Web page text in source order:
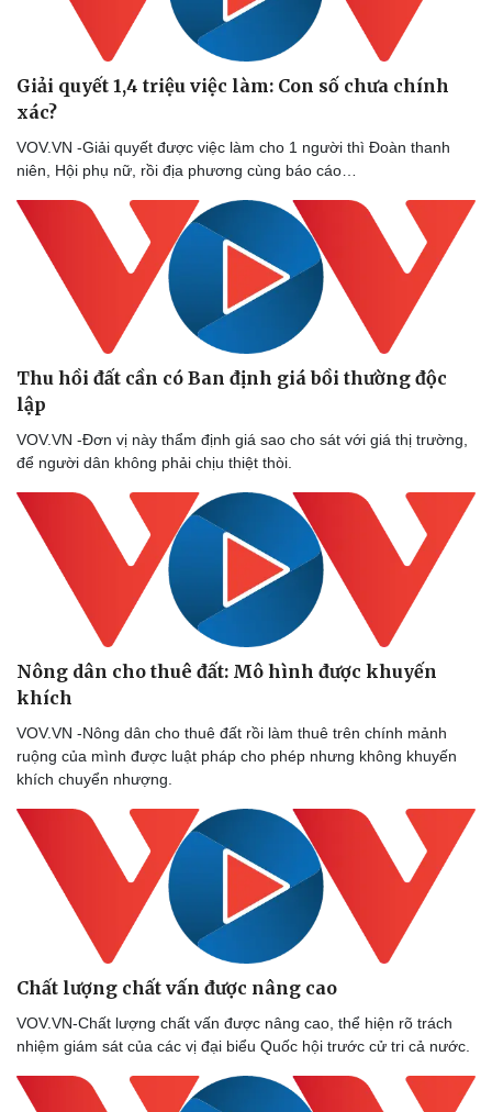
Thể thao
Bóng đá
Ô tô - Xe máy
Giải quyết 1,4 triệu việc làm: Con số chưa chính
xác?
VOV.VN -Giải quyết được việc làm cho 1 người thì Đoàn thanh
niên, Hội phụ nữ, rồi địa phương cùng báo cáo…
Thu hồi đất cần có Ban định giá bồi thường độc
lập
VOV.VN -Đơn vị này thẩm định giá sao cho sát với giá thị trường,
để người dân không phải chịu thiệt thòi.
Nông dân cho thuê đất: Mô hình được khuyến
khích
VOV.VN -Nông dân cho thuê đất rồi làm thuê trên chính mảnh
ruộng của mình được luật pháp cho phép nhưng không khuyến
khích chuyển nhượng.
Chất lượng chất vấn được nâng cao
VOV.VN-Chất lượng chất vấn được nâng cao, thể hiện rõ trách
nhiệm giám sát của các vị đại biểu Quốc hội trước cử tri cả nước.